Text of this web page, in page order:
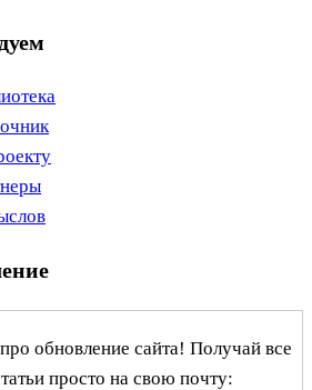
обновление сайта! Получай все
просто на свою почту: